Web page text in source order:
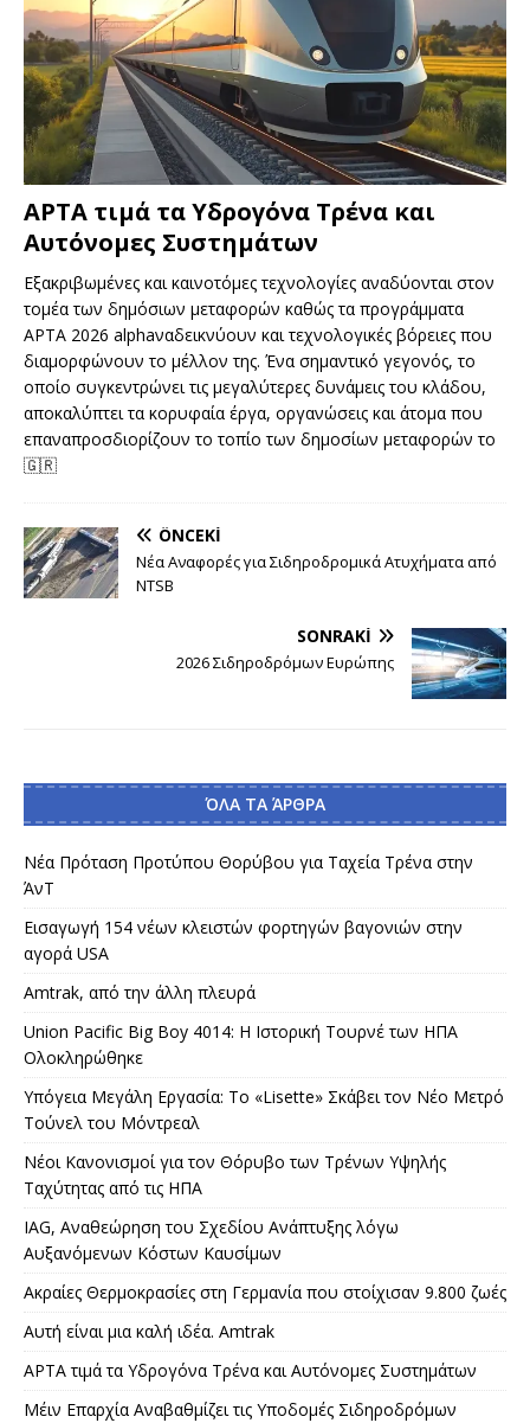
APTA τιμά τα Υδρογόνα Τρένα και
Αυτόνομες Συστημάτων
Εξακριβωμένες και καινοτόμες τεχνολογίες αναδύονται στον
τομέα των δημόσιων μεταφορών καθώς τα προγράμματα
APTA 2026 alphaναδεικνύουν και τεχνολογικές βόρειες που
διαμορφώνουν το μέλλον της. Ένα σημαντικό γεγονός, το
οποίο συγκεντρώνει τις μεγαλύτερες δυνάμεις του κλάδου,
αποκαλύπτει τα κορυφαία έργα, οργανώσεις και άτομα που
επαναπροσδιορίζουν το τοπίο των δημοσίων μεταφορών το
🇬🇷
ÖNCEKI
Νέα Αναφορές για Σιδηροδρομικά Ατυχήματα από
NTSB
SONRAKI
2026 Σιδηροδρόμων Ευρώπης
ΌΛΑ ΤΑ ΆΡΘΡΑ
Νέα Πρόταση Προτύπου Θορύβου για Ταχεία Τρένα στην
ΆνΤ
Εισαγωγή 154 νέων κλειστών φορτηγών βαγονιών στην
αγορά USA
Amtrak, από την άλλη πλευρά
Union Pacific Big Boy 4014: Η Ιστορική Τουρνέ των ΗΠΑ
Ολοκληρώθηκε
Υπόγεια Μεγάλη Εργασία: Το «Lisette» Σκάβει τον Νέο Μετρό
Τούνελ του Μόντρεαλ
Νέοι Κανονισμοί για τον Θόρυβο των Τρένων Υψηλής
Ταχύτητας από τις ΗΠΑ
IAG, Αναθεώρηση του Σχεδίου Ανάπτυξης λόγω
Αυξανόμενων Κόστων Καυσίμων
Ακραίες Θερμοκρασίες στη Γερμανία που στοίχισαν 9.800 ζωές
Αυτή είναι μια καλή ιδέα. Amtrak
APTA τιμά τα Υδρογόνα Τρένα και Αυτόνομες Συστημάτων
Μέιν Επαρχία Αναβαθμίζει τις Υποδομές Σιδηροδρόμων